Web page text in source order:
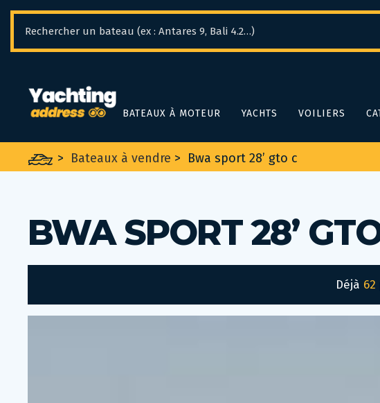
BATEAUX À MOTEUR YACHTS VOILIERS
> Bateaux à vendre > Bwa sport 28’ gto c
BWA SPORT 28’
Déjà
Panneau de gestion des cookies